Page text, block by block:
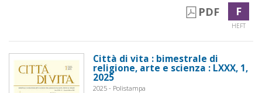
PDF F
HEFT
Città di vita : bimestrale di
religione, arte e scienza : LXXX, 1,
2025
2025 - Polistampa